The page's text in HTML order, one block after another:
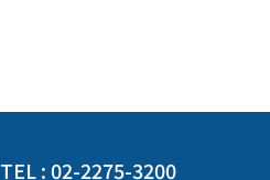
TEL : 02-2275-3200